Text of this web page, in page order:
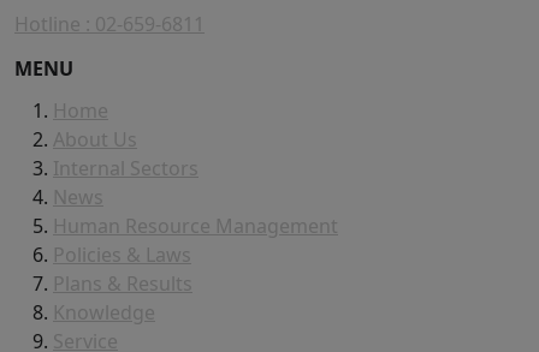
Hotline : 02-659-6811
MENU
Home
About Us
Internal Sectors
News
Human Resource Management
Policies & Laws
Plans & Results
Knowledge
Service